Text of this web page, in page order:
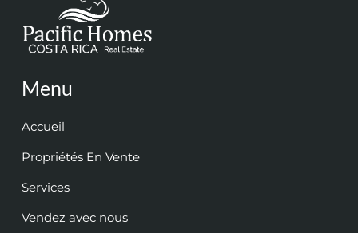
Menu
Accueil
Propriétés En Vente
Services
Vendez avec nous